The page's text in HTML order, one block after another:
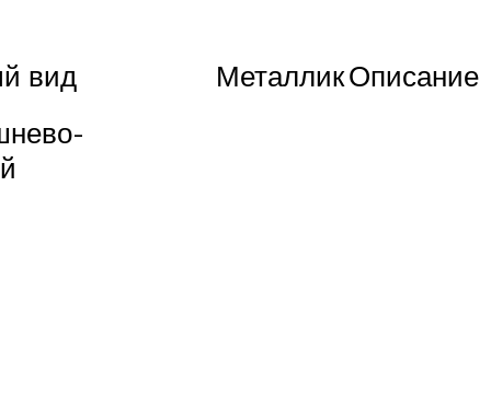
вид МеталликОписание